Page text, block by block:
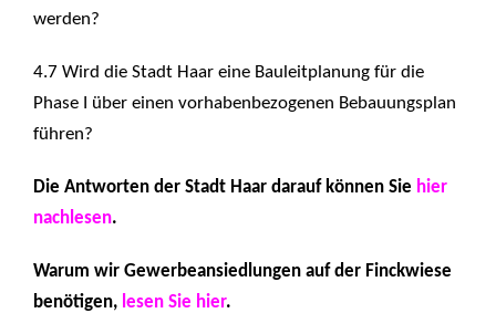
werden?
4.7 Wird die Stadt Haar eine Bauleitplanung für die
Phase I über einen vorhabenbezogenen Bebauungsplan
führen?
Die Antworten der Stadt Haar darauf können Sie hier
nachlesen.
Warum wir Gewerbeansiedlungen auf der Finckwiese
benötigen, lesen Sie hier.